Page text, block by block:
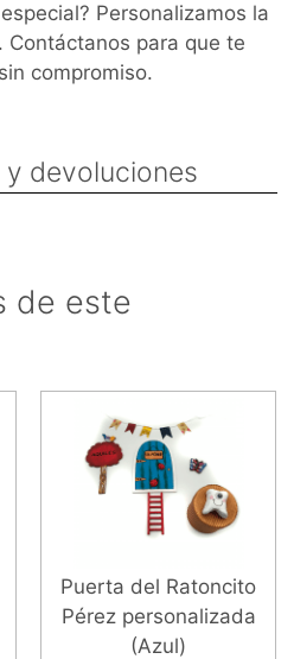
Personalizamos la
Contáctanos para que te
compromiso.
devoluciones
de este
Puerta del Ratoncito
Pérez personalizada
(Azul)